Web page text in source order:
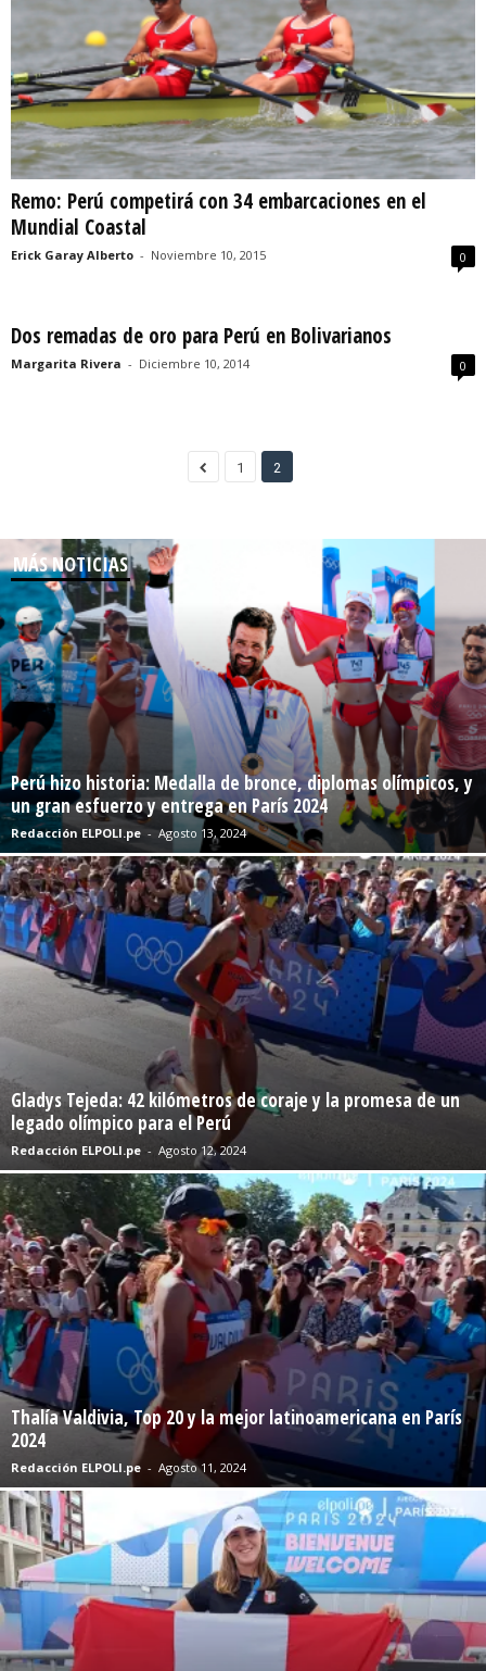
Remo: Perú competirá con 34 embarcaciones en el
Mundial Coastal
Erick Garay Alberto - Noviembre 10, 2015 0
Dos remadas de oro para Perú en Bolivarianos
Margarita Rivera - Diciembre 10, 2014 0
1 2
MÁS NOTICIAS
Perú hizo historia: Medalla de bronce, diplomas olímpicos, y
un gran esfuerzo y entrega en París 2024
Redacción ELPOLI.pe - Agosto 13, 2024
Gladys Tejeda: 42 kilómetros de coraje y la promesa de un
legado olímpico para el Perú
Redacción ELPOLI.pe - Agosto 12, 2024
Thalía Valdivia, Top 20 y la mejor latinoamericana en París
2024
Redacción ELPOLI.pe - Agosto 11, 2024